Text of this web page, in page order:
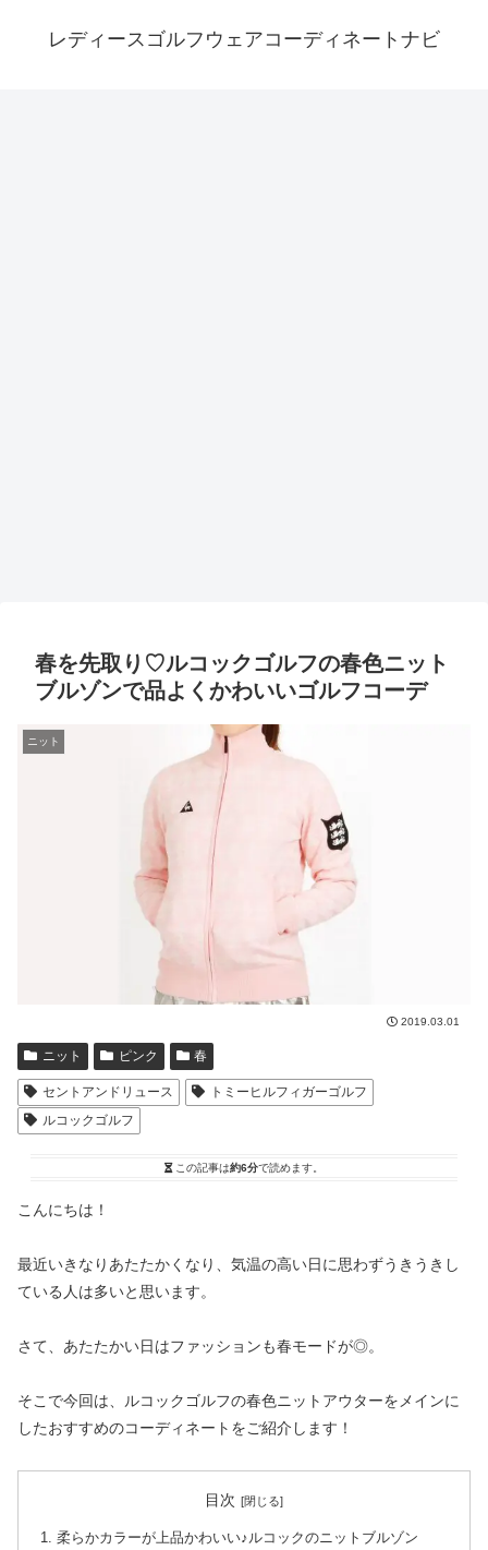
レディースゴルフウェアコーディネートナビ
春を先取り♡ルコックゴルフの春色ニット
ブルゾンで品よくかわいいゴルフコーデ
ニット
2019.03.01
ニット ピンク 春
セントアンドリュース
トミーヒルフィガーゴルフ
ルコックゴルフ
この記事は約6分で読めます。
こんにちは！
最近いきなりあたたかくなり、気温の高い日に思わずうきうきし
ている人は多いと思います。
さて、あたたかい日はファッションも春モードが◎。
そこで今回は、ルコックゴルフの春色ニットアウターをメインに
したおすすめのコーディネートをご紹介します！
目次
柔らかカラーが上品かわいい♪ルコックのニットブルゾン